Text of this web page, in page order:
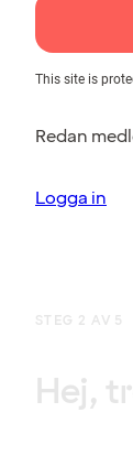
This site is
Redan
Logga in
STEG 2 AV 5
Hej,